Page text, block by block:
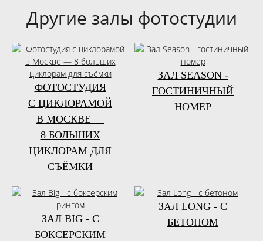
Другие залы фотостудии
ФОТОСТУДИЯ
С ЦИКЛОРАМОЙ
В МОСКВЕ —
8 БОЛЬШИХ
ЦИКЛОРАМ ДЛЯ
СЪЁМКИ
ЗАЛ SEASON -
ГОСТИНИЧНЫЙ
НОМЕР
ЗАЛ BIG - С
БОКСЕРСКИМ
ЗАЛ LONG - С
БЕТОНОМ